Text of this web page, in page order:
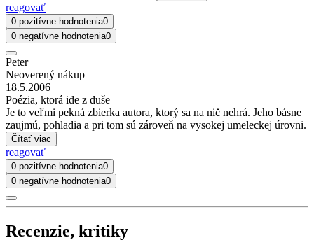
reagovať
0 pozitívne hodnotenia0
0 negatívne hodnotenia0
Peter
Neoverený nákup
18.5.2006
Poézia, ktorá ide z duše
Je to veľmi pekná zbierka autora, ktorý sa na nič nehrá. Jeho básne
zaujmú, pohladia a pri tom sú zároveň na vysokej umeleckej úrovni.
Čítať viac
reagovať
0 pozitívne hodnotenia0
0 negatívne hodnotenia0
Recenzie, kritiky